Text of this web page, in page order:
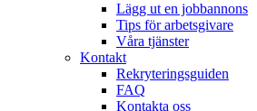
Lägg ut en jobbannons
Tips för arbetsgivare
Våra tjänster
Kontakt
Rekryteringsguiden
FAQ
Kontakta oss